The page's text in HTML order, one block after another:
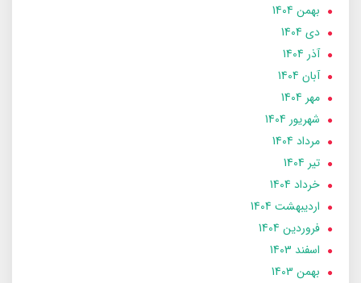
بهمن 1404
دی 1404
آذر 1404
آبان 1404
مهر 1404
شهریور 1404
مرداد 1404
تير 1404
خرداد 1404
ارديبهشت 1404
فروردین 1404
اسفند 1403
بهمن 1403